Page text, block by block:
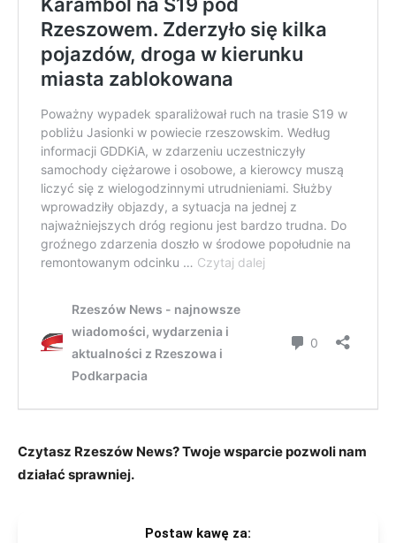
Czytasz Rzeszów News? Twoje wsparcie pozwoli nam
działać sprawniej.
Postaw kawę za: